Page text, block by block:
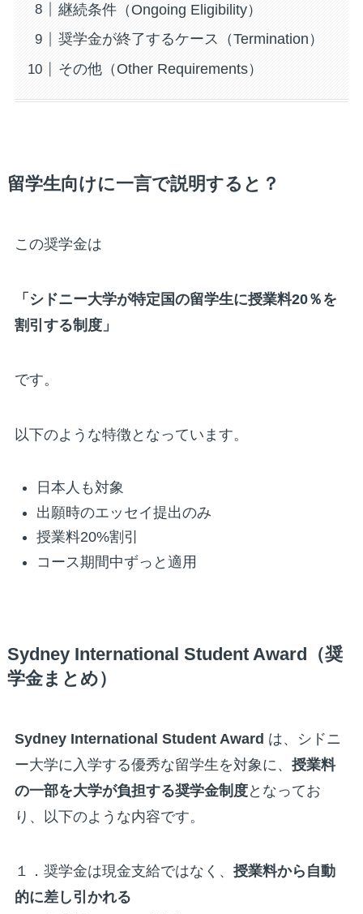
継続条件（Ongoing Eligibility）
奨学金が終了するケース（Termination）
その他（Other Requirements）
留学生向けに一言で説明すると？
この奨学金は
「シドニー大学が特定国の留学生に授業料20％を
割引する制度」
です。
以下のような特徴となっています。
日本人も対象
出願時のエッセイ提出のみ
授業料20%割引
コース期間中ずっと適用
Sydney International Student Award（奨
学金まとめ）
Sydney International Student Award は、シドニ
ー大学に入学する優秀な留学生を対象に、 授業料
の一部を大学が負担する奨学金制度となってお
り、以下のような内容です。
１．奨学金は現金支給ではなく、 授業料から自動
的に差し引かれる